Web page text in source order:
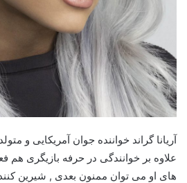
علاوه بر خوانندگی در حرفه بازیگری هم
های او می توان ممنون بعدی , شیرین